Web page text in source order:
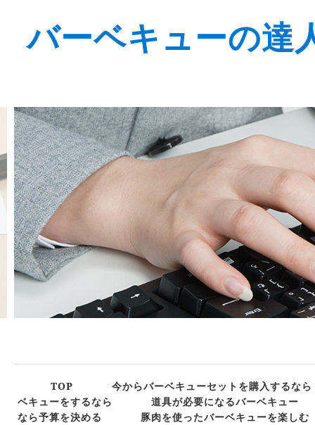
バーベキューの達
TOP
今からバーベキューセットを購入するなら
ベキューをするなら
道具が必要になるバーベキュー
なら予算を決める
豚肉を使ったバーベキューを楽しむ